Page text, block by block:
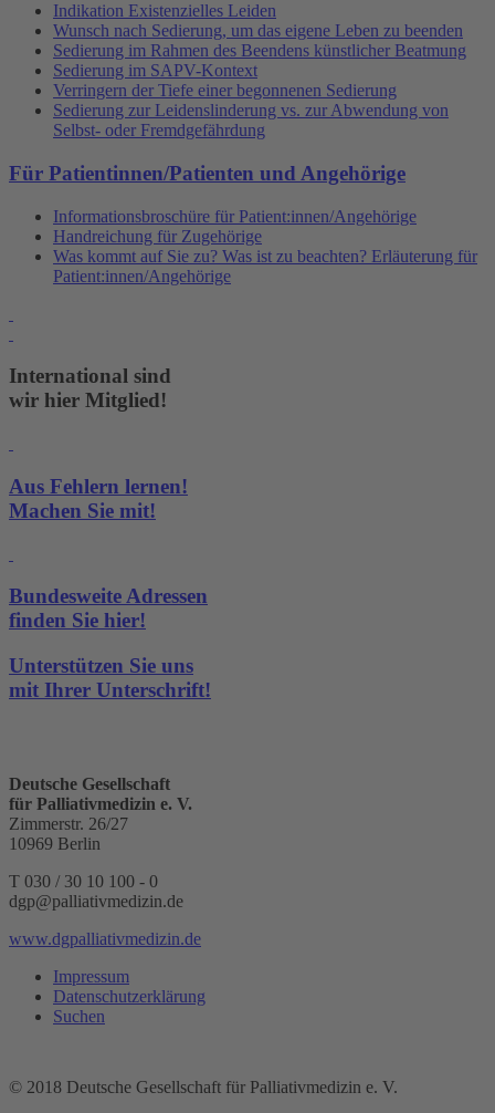
Indikation Existenzielles Leiden
Wunsch nach Sedierung, um das eigene Leben zu beenden
Sedierung im Rahmen des Beendens künstlicher Beatmung
Sedierung im SAPV-Kontext
Verringern der Tiefe einer begonnenen Sedierung
Sedierung zur Leidenslinderung vs. zur Abwendung von
Selbst- oder Fremdgefährdung
Für Patientinnen/Patienten und Angehörige
Informationsbroschüre für Patient:innen/Angehörige
Handreichung für Zugehörige
Was kommt auf Sie zu? Was ist zu beachten? Erläuterung für
Patient:innen/Angehörige
International sind
wir hier Mitglied!
Aus Fehlern lernen!
Machen Sie mit!
Bundesweite Adressen
finden Sie hier!
Unterstützen Sie uns
mit Ihrer Unterschrift!
Deutsche Gesellschaft
für Palliativmedizin e. V.
Zimmerstr. 26/27
10969 Berlin
T 030 / 30 10 100 - 0
dgp@palliativmedizin.de
www.dgpalliativmedizin.de
Impressum
Datenschutzerklärung
Suchen
© 2018 Deutsche Gesellschaft für Palliativmedizin e. V.